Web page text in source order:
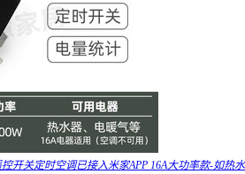
开关定时空调已接入米家APP 16A大功率款-如热水